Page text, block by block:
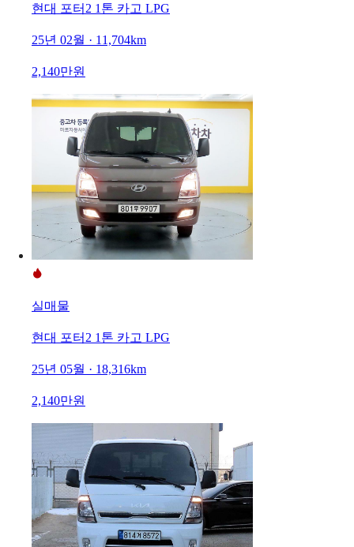
현대 포터2 1톤 카고 LPG
25년 02월 · 11,704km
2,140만원
실매물
현대 포터2 1톤 카고 LPG
25년 05월 · 18,316km
2,140만원